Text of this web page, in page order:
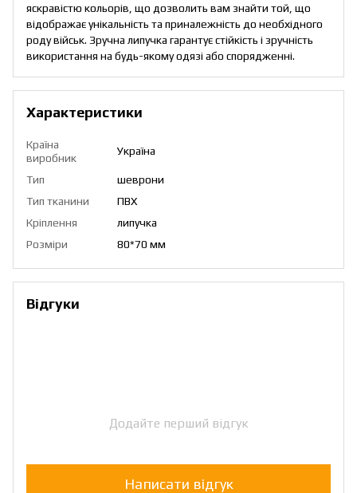
яскравістю кольорів, що дозволить вам знайти той, що
відображає унікальність та приналежність до необхідного
роду військ. Зручна липучка гарантує стійкість і зручність
використання на будь-якому одязі або спорядженні.
Характеристики
Країна
виробник
Україна
Тип
шеврони
Тип тканини
ПВХ
Кріплення
липучка
Розміри
80*70 мм
Відгуки
Додайте перший відгук
Написати відгук